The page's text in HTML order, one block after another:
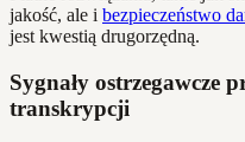
jakość, ale i bezpieczeństwo
jest kwestią drugorzędną.
Sygnały ostrzegawcze
transkrypcji